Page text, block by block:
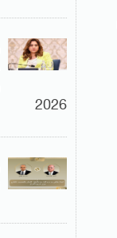
2026